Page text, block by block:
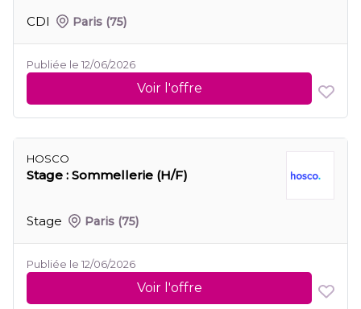
CDI Paris (75)
Publiée le 12/06/2026
Voir l'offre
HOSCO
Stage : Sommellerie (H/F)
Stage Paris (75)
Publiée le 12/06/2026
Voir l'offre